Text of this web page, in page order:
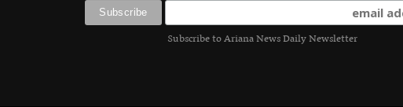
Subscribe to Ariana News Daily Newsletter